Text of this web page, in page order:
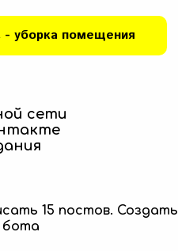
- уборка помещения
сети
15 постов. Создать
бота